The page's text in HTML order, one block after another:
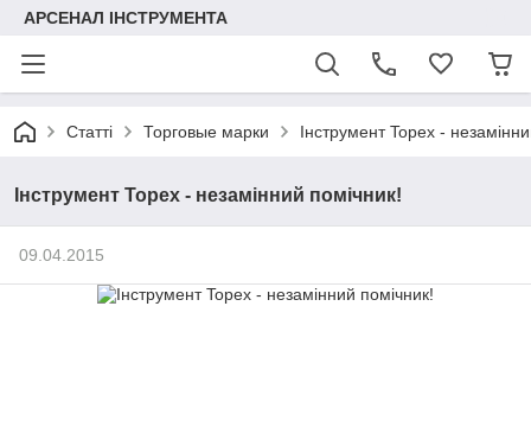
АРСЕНАЛ ІНСТРУМЕНТА
Статті Торговые марки Інструмент Topex -
Інструмент Topex - незамінний помічник!
09.04.2015